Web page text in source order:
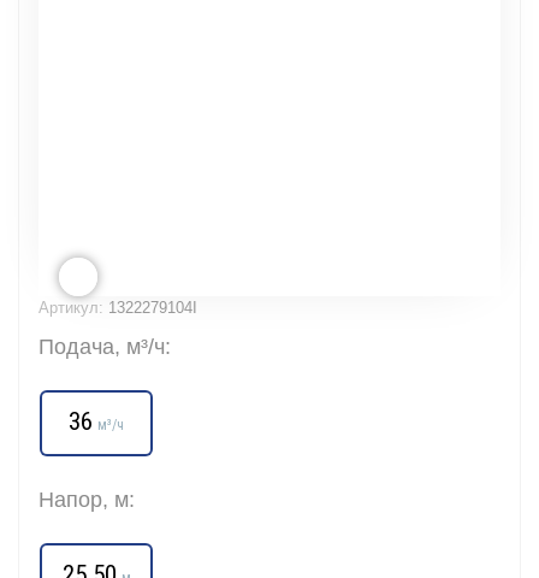
Артикул: 1322279104I
Подача, м³/ч:
36 м³/ч
Напор, м: